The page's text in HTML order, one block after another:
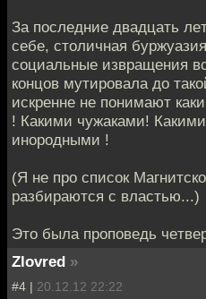
За последние двадцать
себе, столичная
социальные извращения
концов мутировала до
искренне не понимают
! Какими чужаками!
инородными !
(Я не про список
разбираются с властью...)
Это была проповедь
Zlovred »
#4 | 20.12.12 22:22